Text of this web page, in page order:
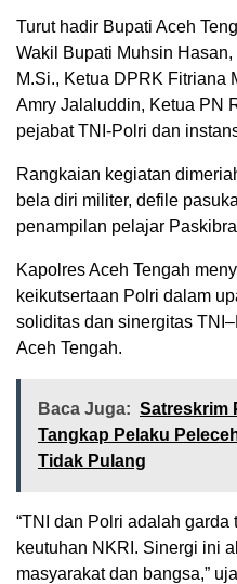
Turut hadir Bupati Aceh
Wakil Bupati Muhsin
M.Si., Ketua DPRK Fitriana
Amry Jalaluddin, Ketua PN
pejabat TNI-Polri dan
Rangkaian kegiatan
bela diri militer, defile
penampilan pelajar
Kapolres Aceh Tengah
keikutsertaan Polri dalam
soliditas dan sinergitas
Aceh Tengah.
Baca Juga: Satreskrim
Tangkap Pelaku
Tidak Pulang
“TNI dan Polri adalah
keutuhan NKRI. Sinergi ini
masyarakat dan bangsa,”